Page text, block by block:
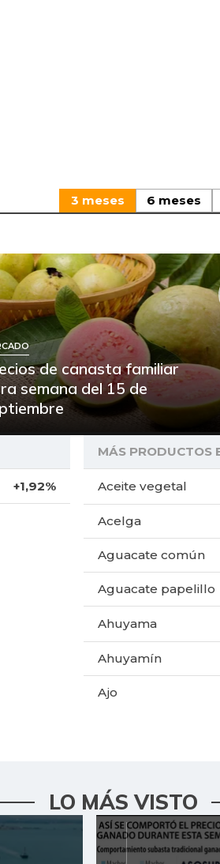
3 meses 6 meses
de canasta familiar
semana del 15 de
+1,92%
MÁS PRODUCTOS
Aceite vegetal
Acelga
Aguacate común
Aguacate papelillo
Ahuyama
Ahuyamín
Ajo
Arracacha amarilla
Arroz
LO MÁS VISTO